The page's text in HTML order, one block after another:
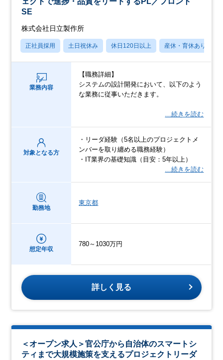
SE
株式会社日立製作所
正社員採用 土日祝休み 休日120日以上 産休・育休あり
業務内容
【職務詳細】
システムの設計開発において、以下のよう
な業務に従事いただきます。
…続きを読む
対象となる方
・リーダ経験（5名以上のプロジェクトメ
ンバーを取り纏める職務経験）
・IT業界の基礎知識（目安：5年以上）
…続きを読む
勤務地
東京都
想定年収
780～1030万円
詳しく見る
＜オープン求人＞官公庁から自治体のスマートシ
ティまで大規模施策を支えるプロジェクトリーダ